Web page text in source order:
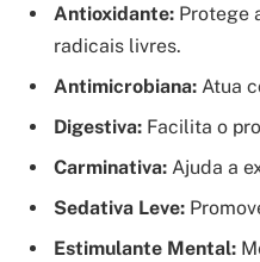
Antioxidante: Protege
radicais livres.
Antimicrobiana: Atua
Digestiva: Facilita o
Carminativa: Ajuda a
Sedativa Leve:
Estimulante Mental: